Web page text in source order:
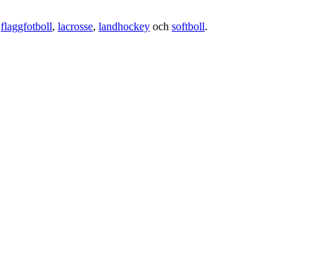
flaggfotboll, lacrosse, landhockey och softboll.